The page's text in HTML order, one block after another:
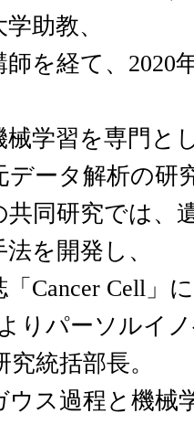
助教、
師を経て、2020
械学習を専門と
データ解析の研
共同研究では、
を開発し、
Cancer Cell」に
りパーソルイ
統括部長。
ウス過程と機械